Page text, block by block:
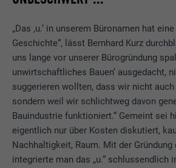
„Das ‚u.‘ in unserem Büronamen hat
Geschichte“, lässt Bernhard Kurz
uns lange vor unserer Bürogründung
unwirtschaftliches Bauen‘ ausgedacht,
suggerieren wollten, dass wir nicht auch
sondern weil wir schlichtweg davon
Bauindustrie funktioniert.“ Gemeint sei
eigentlich nur über Kosten diskutiert,
Nachhaltigkeit, Raum. Mit der
integrierte man das „u.“ schlussendlich